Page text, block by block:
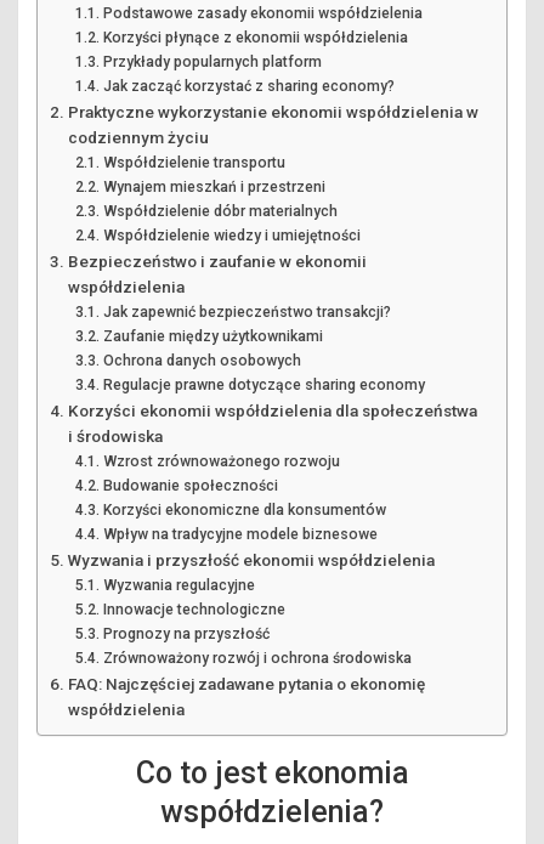
Podstawowe zasady ekonomii współdzielenia
Korzyści płynące z ekonomii współdzielenia
Przykłady popularnych platform
Jak zacząć korzystać z sharing economy?
Praktyczne wykorzystanie ekonomii współdzielenia w
codziennym życiu
Współdzielenie transportu
Wynajem mieszkań i przestrzeni
Współdzielenie dóbr materialnych
Współdzielenie wiedzy i umiejętności
Bezpieczeństwo i zaufanie w ekonomii
współdzielenia
Jak zapewnić bezpieczeństwo transakcji?
Zaufanie między użytkownikami
Ochrona danych osobowych
Regulacje prawne dotyczące sharing economy
Korzyści ekonomii współdzielenia dla społeczeństwa
i środowiska
Wzrost zrównoważonego rozwoju
Budowanie społeczności
Korzyści ekonomiczne dla konsumentów
Wpływ na tradycyjne modele biznesowe
Wyzwania i przyszłość ekonomii współdzielenia
Wyzwania regulacyjne
Innowacje technologiczne
Prognozy na przyszłość
Zrównoważony rozwój i ochrona środowiska
FAQ: Najczęściej zadawane pytania o ekonomię
współdzielenia
Co to jest ekonomia
współdzielenia?